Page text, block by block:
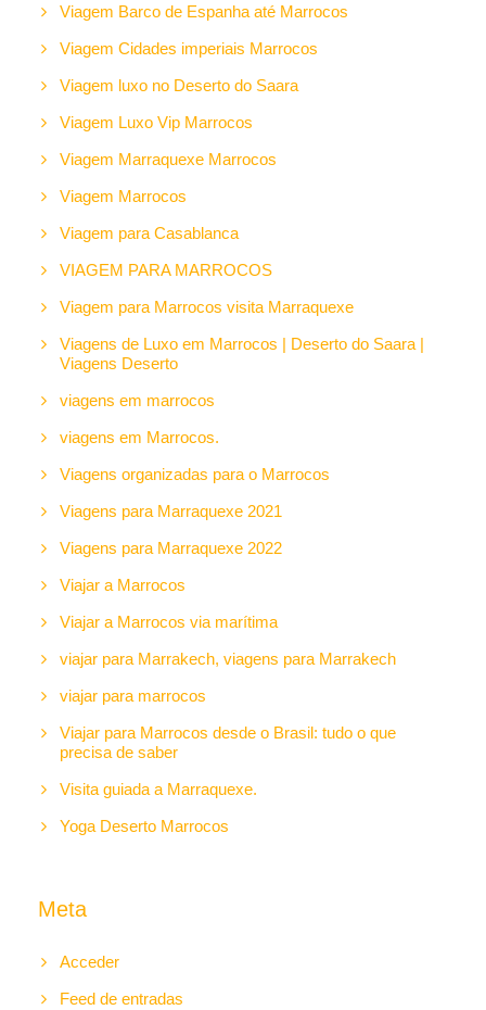
Viagem Barco de Espanha até Marrocos
Viagem Cidades imperiais Marrocos
Viagem luxo no Deserto do Saara
Viagem Luxo Vip Marrocos
Viagem Marraquexe Marrocos
Viagem Marrocos
Viagem para Casablanca
VIAGEM PARA MARROCOS
Viagem para Marrocos visita Marraquexe
Viagens de Luxo em Marrocos | Deserto do Saara |
Viagens Deserto
viagens em marrocos
viagens em Marrocos.
Viagens organizadas para o Marrocos
Viagens para Marraquexe 2021
Viagens para Marraquexe 2022
Viajar a Marrocos
Viajar a Marrocos via marítima
viajar para Marrakech, viagens para Marrakech
viajar para marrocos
Viajar para Marrocos desde o Brasil: tudo o que
precisa de saber
Visita guiada a Marraquexe.
Yoga Deserto Marrocos
Meta
Acceder
Feed de entradas